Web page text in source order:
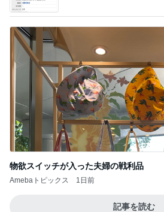
物欲スイッチが入った夫婦の戦利品
Amebaトピックス 1日前
記事を読む